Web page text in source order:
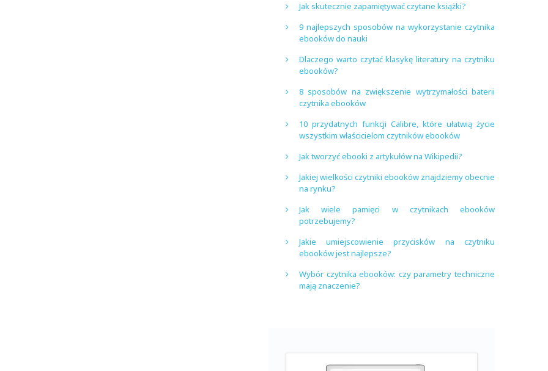
Jak skutecznie zapamiętywać czytane książki?
9 najlepszych sposobów na wykorzystanie czytnika
ebooków do nauki
Dlaczego warto czytać klasykę literatury na czytniku
ebooków?
8 sposobów na zwiększenie wytrzymałości baterii
czytnika ebooków
10 przydatnych funkcji Calibre, które ułatwią życie
wszystkim właścicielom czytników ebooków
Jak tworzyć ebooki z artykułów na Wikipedii?
Jakiej wielkości czytniki ebooków znajdziemy obecnie
na rynku?
Jak wiele pamięci w czytnikach ebooków
potrzebujemy?
Jakie umiejscowienie przycisków na czytniku
ebooków jest najlepsze?
Wybór czytnika ebooków: czy parametry techniczne
mają znaczenie?